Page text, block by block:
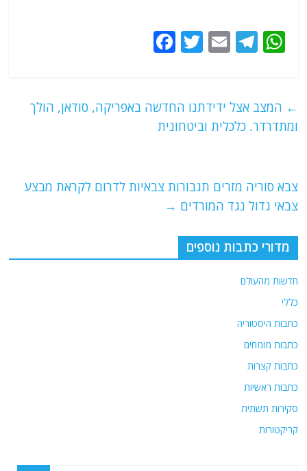
W
s
A
T
g
ra
E
l
T
er
e
k
← המצב אצל ידידתנו החדשה באפריקה, סודאן, הולך
ומתדרדר. כלכלית וביטחונית
צבא סוריה מזרים תגבורות צבאיות לדרום לקראת מבצע
צבאי גדול נגד המורדים →
מדורי כתבות נוספים
חדשות מהעולם
כללי
כתבות היסטוריה
כתבות מומחים
כתבות קצרות
כתבות ראשיות
סקירות תשתית
קריקטורות